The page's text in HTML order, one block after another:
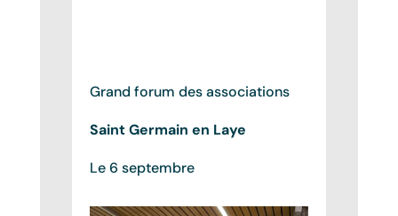
Grand forum des associations
Saint Germain en Laye
Le 6 septembre